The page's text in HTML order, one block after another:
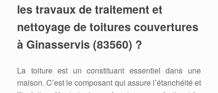
les travaux de traitement et
nettoyage de toitures couvertures
à Ginasservis (83560) ?
La toiture est un constituant essentiel dans une
maison. C’est le composant qui assure l’étanchéité et